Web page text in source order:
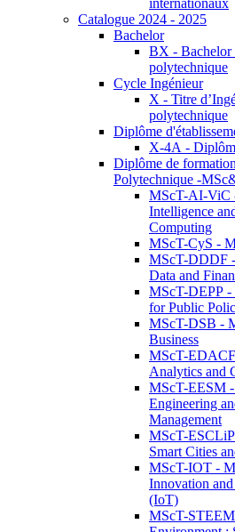
internationaux
Catalogue 2024 - 2025
Bachelor
BX - Bachelor
polytechnique
Cycle Ingénieur
X - Titre
polytechnique
Diplôme
X-4A -
Diplôme de
Polytechnique -
MScT-AI-ViC
Intelligence
Computing
MScT-CyS -
MScT-DDDF
Data and
MScT-DEPP -
for Public
MScT-DSB -
Business
MScT-
Analytics and
MScT-EESM
Engineering
Management
MScT-
Smart Cities
MScT-IOT -
Innovation
(IoT)
MScT-